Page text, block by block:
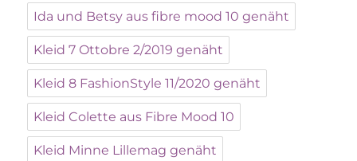
Ida und Betsy aus fibre mood 10 genäht
Kleid 7 Ottobre 2/2019 genäht
Kleid 8 FashionStyle 11/2020 genäht
Kleid Colette aus Fibre Mood 10
Kleid Minne Lillemag genäht